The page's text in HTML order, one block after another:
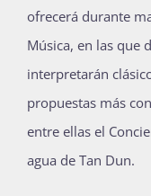
ofrecerá durante
Música, en las que
interpretarán
propuestas más
entre ellas el
agua de Tan Dun.